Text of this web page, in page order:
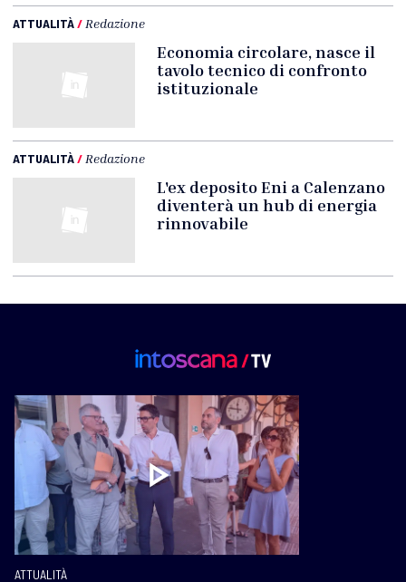
ATTUALITÀ/ Redazione
Economia circolare, nasce il
tavolo tecnico di confronto
istituzionale
ATTUALITÀ/ Redazione
L'ex deposito Eni a Calenzano
diventerà un hub di energia
rinnovabile
ATTUALITÀ